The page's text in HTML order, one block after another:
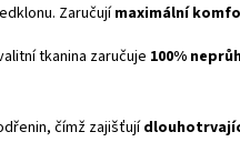
Zaručujímaximální
tkanina zaručuje 100%
čímž zajišťují